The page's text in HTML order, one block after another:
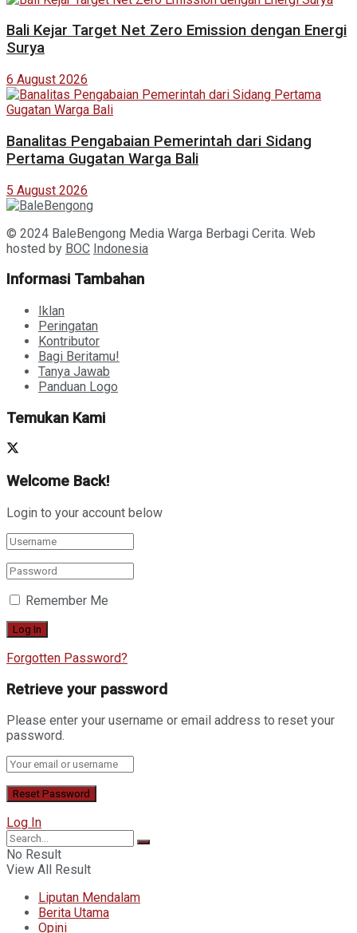
Bali Kejar Target Net Zero Emission dengan Energi
Surya
6 August 2026
Banalitas Pengabaian Pemerintah dari Sidang
Pertama Gugatan Warga Bali
5 August 2026
© 2024 BaleBengong Media Warga Berbagi Cerita. Web
hosted by BOC Indonesia
Informasi Tambahan
Iklan
Peringatan
Kontributor
Bagi Beritamu!
Tanya Jawab
Panduan Logo
Temukan Kami
Welcome Back!
Login to your account below
Remember Me
Forgotten Password?
Retrieve your password
Please enter your username or email address to reset your
password.
Log In
No Result
View All Result
Liputan Mendalam
Berita Utama
Opini